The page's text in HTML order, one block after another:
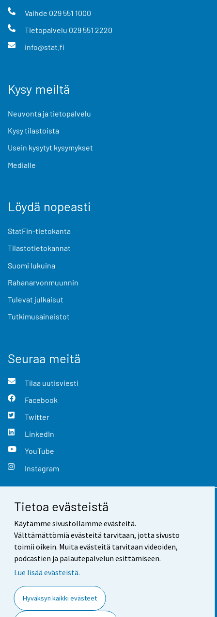
Tietoa evästeistä
Käytämme sivustollamme evästeitä.
Välttämättömiä evästeitä tarvitaan, jotta sivusto
toimii oikein. Muita evästeitä tarvitaan videoiden,
podcastien ja palautepalvelun esittämiseen.
Lue lisää evästeistä.
Hyväksyn kaikki evästeet
Vaihde 029 551 1000
Tietopalvelu 029 551 2220
info@stat.fi
Kysy meiltä
Neuvonta ja tietopalvelu
Kysy tilastoista
Usein kysytyt kysymykset
Medialle
Löydä nopeasti
StatFin-tietokanta
Tilastotietokannat
Suomi lukuina
Rahanarvonmuunnin
Tulevat julkaisut
Tutkimusaineistot
Seuraa meitä
Tilaa uutisviesti
Facebook
Twitter
LinkedIn
YouTube
Instagram
Yhteystiedot
Palaute
Käyttöehdot
Saavutettavuus
Tietoa sivustosta